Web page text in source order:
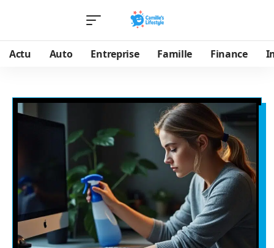
Actu Auto Entreprise Famille Finance